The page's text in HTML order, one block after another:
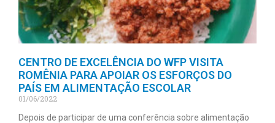
CENTRO DE EXCELÊNCIA DO WFP VISITA
ROMÊNIA PARA APOIAR OS ESFORÇOS DO
PAÍS EM ALIMENTAÇÃO ESCOLAR
01/06/2022
Depois de participar de uma conferência sobre alimentação